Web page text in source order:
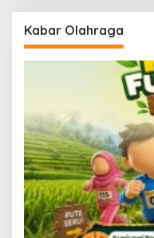
Kabar Olahraga